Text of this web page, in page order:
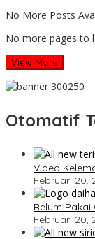
No More Posts
No more pages to
View More
Otomatif
Video
Februari 20,
Belum
Februari 20,